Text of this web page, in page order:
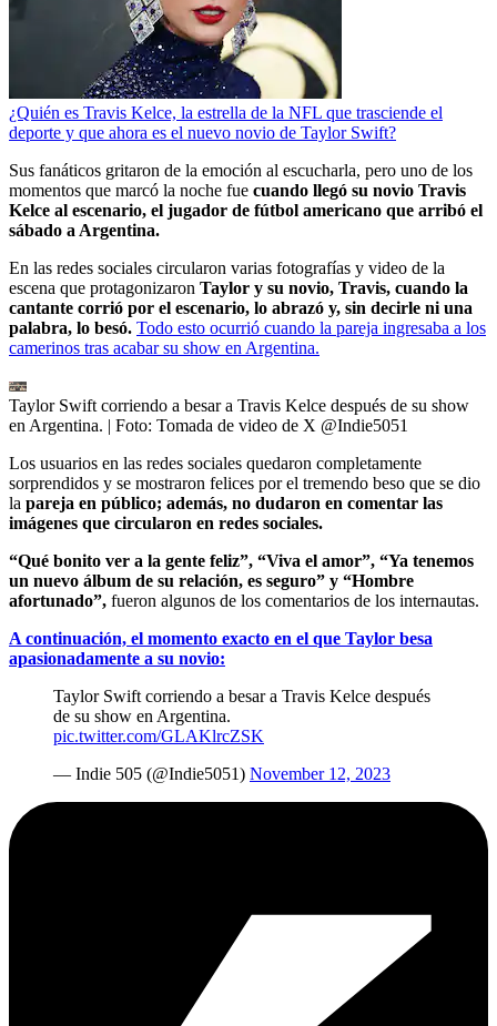
¿Quién es Travis Kelce, la estrella de la NFL que trasciende el
deporte y que ahora es el nuevo novio de Taylor Swift?
Sus fanáticos gritaron de la emoción al escucharla, pero uno de los
momentos que marcó la noche fue cuando llegó su novio Travis
Kelce al escenario, el jugador de fútbol americano que arribó el
sábado a Argentina.
En las redes sociales circularon varias fotografías y video de la
escena que protagonizaron Taylor y su novio, Travis, cuando la
cantante corrió por el escenario, lo abrazó y, sin decirle ni una
palabra, lo besó. Todo esto ocurrió cuando la pareja ingresaba a los
camerinos tras acabar su show en Argentina.
Taylor Swift corriendo a besar a Travis Kelce después de su show
en Argentina. | Foto: Tomada de video de X @Indie5051
Los usuarios en las redes sociales quedaron completamente
sorprendidos y se mostraron felices por el tremendo beso que se dio
la pareja en público; además, no dudaron en comentar las
imágenes que circularon en redes sociales.
“Qué bonito ver a la gente feliz”, “Viva el amor”, “Ya tenemos
un nuevo álbum de su relación, es seguro” y “Hombre
afortunado”, fueron algunos de los comentarios de los internautas.
A continuación, el momento exacto en el que Taylor besa
apasionadamente a su novio:
Taylor Swift corriendo a besar a Travis Kelce después
de su show en Argentina.
pic.twitter.com/GLAKlrcZSK
— Indie 505 (@Indie5051) November 12, 2023